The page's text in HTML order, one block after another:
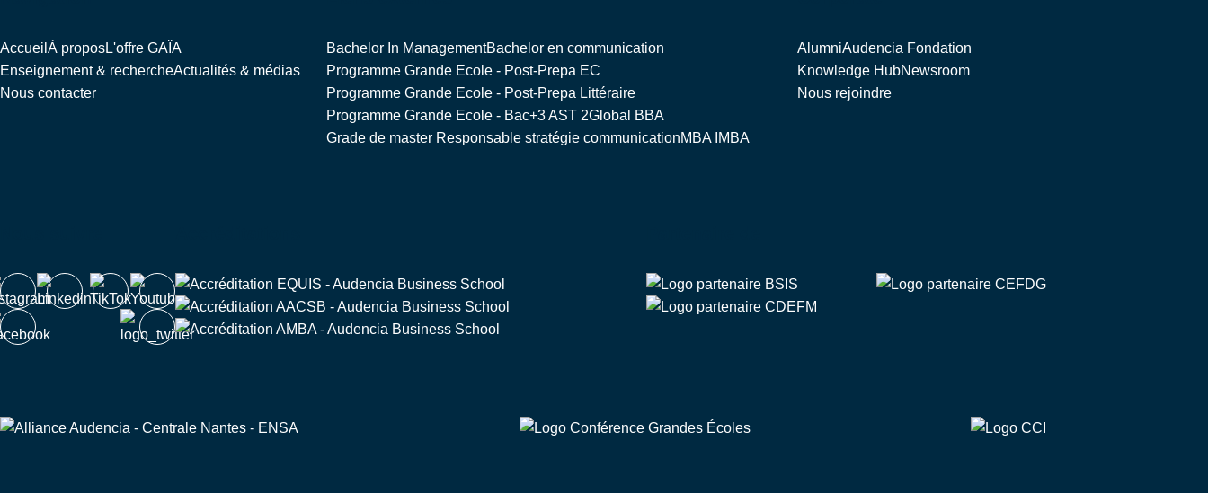
Accueil À proposL'offre GAÏA
Enseignement & rechercheActualités & médias
Nous contacter
Bachelor In ManagementBachelor en communication
Programme Grande Ecole - Post-Prepa EC
Programme Grande Ecole - Post-Prepa Littéraire
Programme Grande Ecole - Bac+3 AST 2Global BBA
Grade de master Responsable stratégie communicationMBA IMBA
AlumniAudencia Fondation
Knowledge HubNewsroom
Nous rejoindre